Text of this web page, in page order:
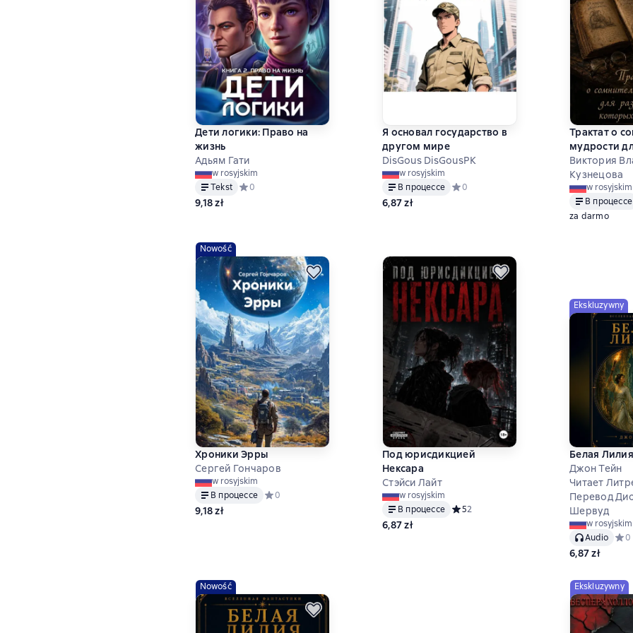
Дети логики: Право на
жизнь
Адьям Гати
w rosyjskim
Tekst
Средний рейтинг 0 на основе 0 оценок
0
9,18 zł
Я основал государство в
другом мире
DisGous DisGousPK
w rosyjskim
В процессе
Средний рейтинг 0 на основе 0 оценок
0
6,87 zł
Трактат о
мудрости
рас,
дураках
Виктория
Кузнецова
w rosyjskim
В процессе
za darmo
Nowość
Хроники Эрры
Сергей Гончаров
w rosyjskim
В процессе
Средний рейтинг 0 на основе 0 оценок
0
9,18 zł
Под юрисдикцией
Нексара
Стэйси Лайт
w rosyjskim
В процессе
Средний рейтинг 5 на основе 2 оценок
52
6,87 zł
Ekskluzywny
Белая Лилия
Джон Тейн
Читает
Перевод
Шервуд
w rosyjskim
Audio
0
6,87 zł
Nowość Ekskluzywny